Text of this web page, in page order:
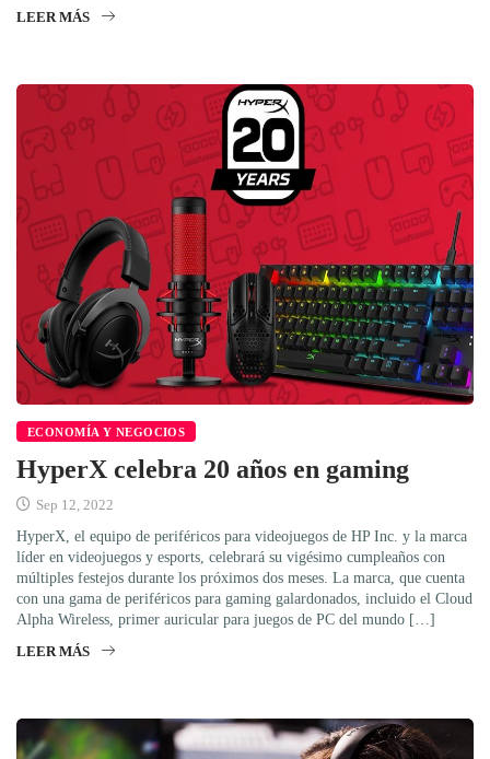
LEER MÁS
ECONOMÍA Y NEGOCIOS
HyperX celebra 20 años en gaming
Sep 12, 2022
HyperX, el equipo de periféricos para videojuegos de HP Inc. y la marca
líder en videojuegos y esports, celebrará su vigésimo cumpleaños con
múltiples festejos durante los próximos dos meses. La marca, que cuenta
con una gama de periféricos para gaming galardonados, incluido el Cloud
Alpha Wireless, primer auricular para juegos de PC del mundo […]
LEER MÁS